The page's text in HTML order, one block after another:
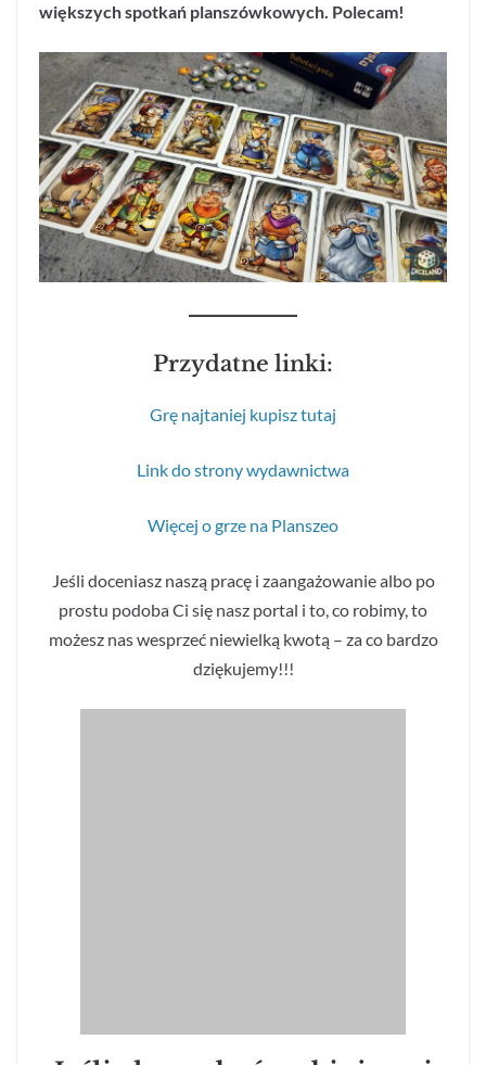
większych spotkań planszówkowych. Polecam!
Przydatne linki:
Grę najtaniej kupisz tutaj
Link do strony wydawnictwa
Więcej o grze na Planszeo
Jeśli doceniasz naszą pracę i zaangażowanie albo po
prostu podoba Ci się nasz portal i to, co robimy, to
możesz nas wesprzeć niewielką kwotą – za co bardzo
dziękujemy!!!